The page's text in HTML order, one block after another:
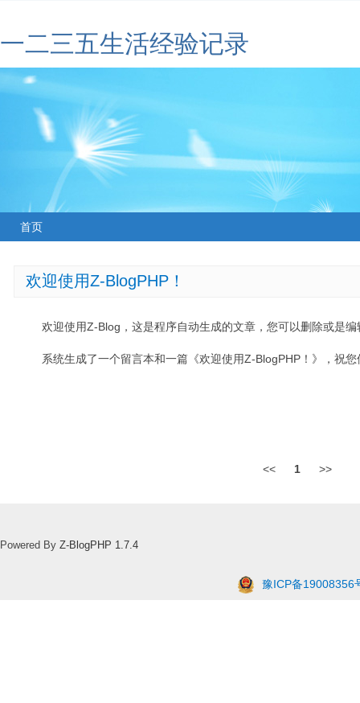
一二三五生活经验记录
首页
欢迎使用Z-BlogPHP！
欢迎使用Z-Blog，这是程序自动生成的文章，您可以删除或是编
系统生成了一个留言本和一篇《欢迎使用Z-BlogPHP！》，祝
<< 1 >>
Powered By Z-BlogPHP 1.7.4
豫ICP备19008356